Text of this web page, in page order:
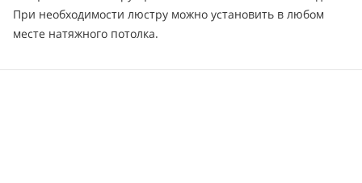
При необходимости люстру можно установить в любом
месте натяжного потолка.